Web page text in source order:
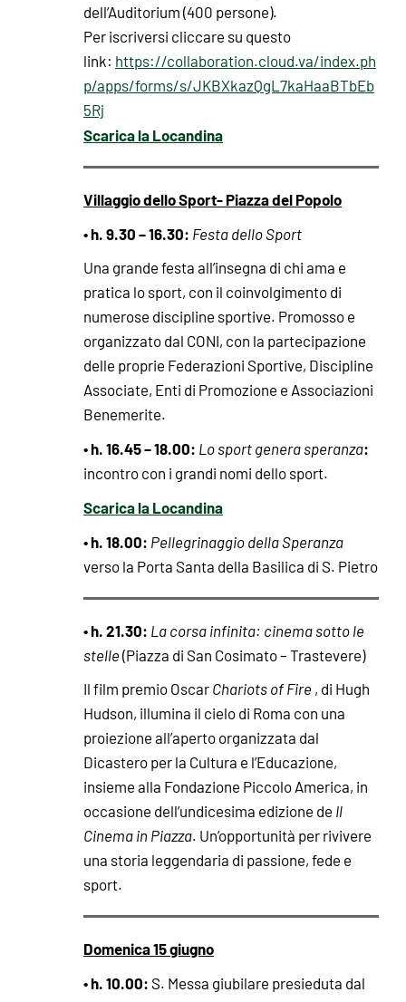
dell’Auditorium (400 persone).
Per iscriversi cliccare su questo
link: https://collaboration.cloud.va/index.ph
p/apps/forms/s/JKBXkazQgL7kaHaaBTbEb
5Rj
Scarica la Locandina
Villaggio dello Sport- Piazza del Popolo
• h. 9.30 – 16.30: Festa dello Sport
Una grande festa all’insegna di chi ama e
pratica lo sport, con il coinvolgimento di
numerose discipline sportive. Promosso e
organizzato dal CONI, con la partecipazione
delle proprie Federazioni Sportive, Discipline
Associate, Enti di Promozione e Associazioni
Benemerite.
• h. 16.45 – 18.00: Lo sport genera speranza:
incontro con i grandi nomi dello sport.
Scarica la Locandina
• h. 18.00: Pellegrinaggio della Speranza
verso la Porta Santa della Basilica di S. Pietro
• h. 21.30: La corsa infinita: cinema sotto le
stelle(Piazza di San Cosimato – Trastevere)
Il film premio OscarChariots of Fire , di Hugh
Hudson, illumina il cielo di Roma con una
proiezione all’aperto organizzata dal
Dicastero per la Cultura e l’Educazione,
insieme alla Fondazione Piccolo America, in
occasione dell’undicesima edizione de Il
Cinema in Piazza. Un’opportunità per rivivere
una storia leggendaria di passione, fede e
sport.
Domenica 15 giugno
• h. 10.00: S. Messa giubilare presieduta dal